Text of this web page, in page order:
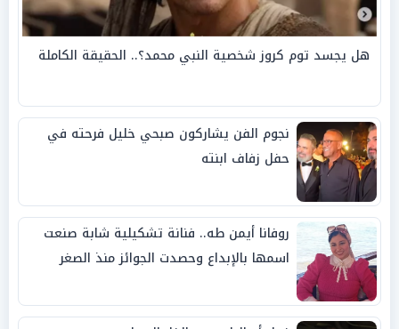
هل يجسد توم كروز شخصية النبي محمد؟.. الحقيقة الكاملة
نجوم الفن يشاركون صبحي خليل فرحته في
حفل زفاف ابنته
روفانا أيمن طه.. فنانة تشكيلية شابة صنعت
اسمها بالإبداع وحصدت الجوائز منذ الصغر